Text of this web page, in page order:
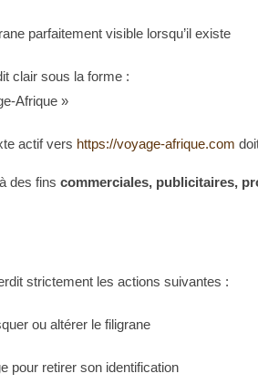
parfaitement visible lorsqu’il existe
clair sous la forme :
Afrique »
actif vers https://voyage-afrique.com
des fins commerciales, publicitaires,
strictement les actions suivantes :
ou altérer le filigrane
pour retirer son identification